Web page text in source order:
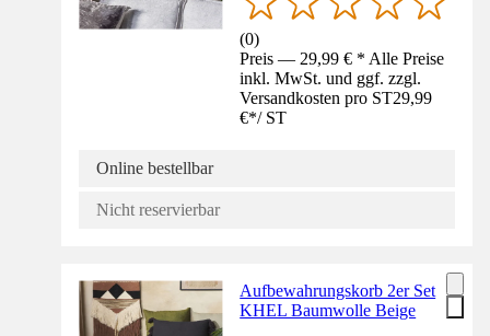
(0)
Preis — 29,99 € * Alle Preise
inkl. MwSt. und ggf. zzgl.
Versandkosten pro ST29,99
€*/ ST
Online bestellbar
Nicht reservierbar
Aufbewahrungskorb 2er Set
KHEL Baumwolle Beige